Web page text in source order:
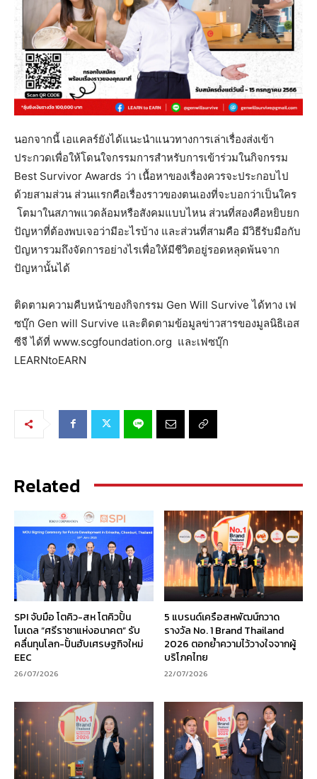
นอกจากนี้ เอแคลร์ยังได้แนะนำแนวทางการเล่าเรื่องส่งเข้า
ประกวดเพื่อให้โดนใจกรรมการสำหรับการเข้าร่วมในกิจกรรม
Best Survivor Awards ว่า เนื้อหาของเรื่องควรจะประกอบไป
ด้วยสามส่วน ส่วนแรกคือเรื่องราวของตนเองที่จะบอกว่าเป็นใคร
โตมาในสภาพแวดล้อมหรือสังคมแบบไหน ส่วนที่สองคือหยิบยก
ปัญหาที่ต้องพบเจอว่ามีอะไรบ้าง และส่วนที่สามคือ มีวิธีรับมือกับ
ปัญหารวมถึงจัดการอย่างไรเพื่อให้มีชีวิตอยู่รอดหลุดพ้นจาก
ปัญหานั้นได้
ติดตามความคืบหน้าของกิจกรรม Gen Will Survive ได้ทาง เฟ
ซบุ๊ก Gen will Survive และติดตามข้อมูลข่าวสารของมูลนิธิเอส
ซีจี ได้ที่ www.scgfoundation.org และเฟซบุ๊ก
LEARNtoEARN
Related
SPI จับมือ โตคิว-สห โตคิวปั้น
โมเดล “ศรีราชาแห่งอนาคต” รับ
คลื่นทุนโลก-ปั้นฮับเศรษฐกิจใหม่
EEC
26/07/2026
5 แบรนด์เครือสหพัฒน์กวาด
รางวัล No. 1 Brand Thailand
2026 ตอกย้ำความไว้วางใจจากผู้
บริโภคไทย
22/07/2026